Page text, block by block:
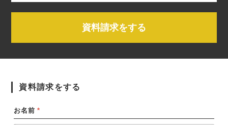
資料請求をする
資料請求をする
お名前 *